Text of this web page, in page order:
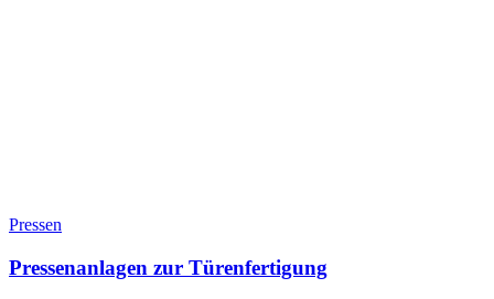
Pressen
Pressenanlagen zur Türenfertigung